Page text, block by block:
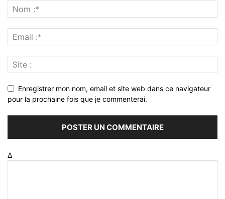
Enregistrer mon nom, email et site web dans ce navigateur
pour la prochaine fois que je commenterai.
Δ